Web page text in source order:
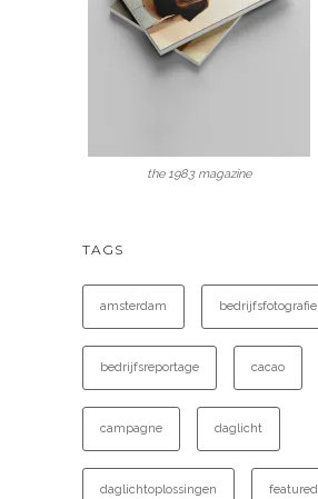
the 1983 magazine
TAGS
amsterdam bedrijfsfotografie
bedrijfsreportage cacao
campagne daglicht
daglichtoplossingen featured